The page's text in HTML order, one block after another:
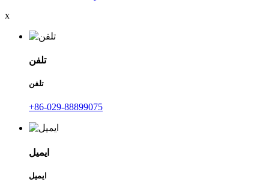
x
تلفن
تلفن
‎+86-029-88899075‎
ایمیل
ایمیل